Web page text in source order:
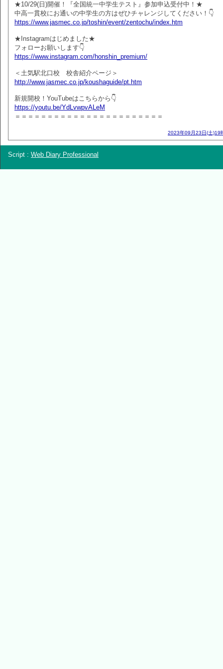
★10/29(日)開催！『全国統一中学生テスト』参加申込受付中！★
中高一貫校にお通いの中学生の方はぜひチャレンジしてください！👇
https://www.jasmec.co.jp/toshin/event/zentochu/index.htm
★Instagramはじめました★
フォローお願いします👇
https://www.instagram.com/honshin_premium/
＜土気駅北口校 校舎紹介ページ＞
http://www.jasmec.co.jp/koushaguide/pt.htm
新規開校！YouTubeはこちらから👇
https://youtu.be/YdLvwpvALeM
＝＝＝＝＝＝＝＝＝＝＝＝＝＝＝＝＝＝＝＝＝＝＝
2023年09月23日(土)19
Script : Web Diary Professional